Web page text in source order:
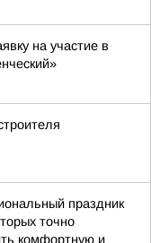
на участие в
праздник
точно
комфортную и